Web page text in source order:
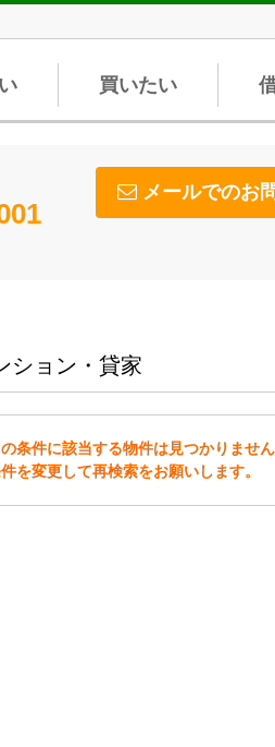
買いたい
メールでのお
ション・貸家
条件に該当する物件は見つかりません
を変更して再検索をお願いします。